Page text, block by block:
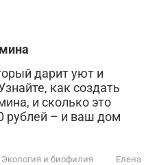
дарит уют и
как создать
и сколько это
рублей – и ваш дом
Экология и биофилия
Елена